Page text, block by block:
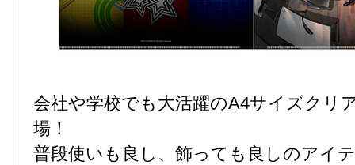
会社や学校でも大活躍のA4サイズクリ
場！
普段使いも良し、飾っても良しのアイ